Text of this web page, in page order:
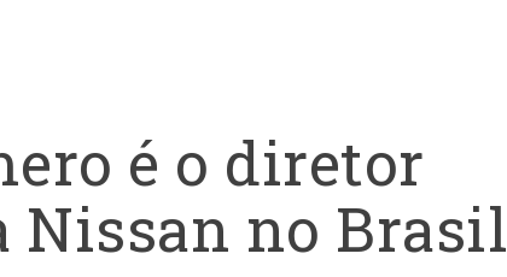
é o diretor
no Brasil